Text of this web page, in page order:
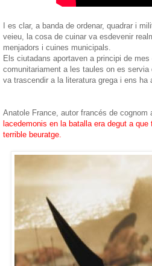
I es clar, a banda de ordenar, quadrar i
veieu, la cosa de cuinar va esdevenir
menjadors i cuines municipals.
Els ciutadans aportaven a principi de
comunitariament a les taules on es
va trascendir a la literatura grega i ens
Anatole France, autor francés de cognom
lacedemonis en la batalla era degut a
terrible beuratge.